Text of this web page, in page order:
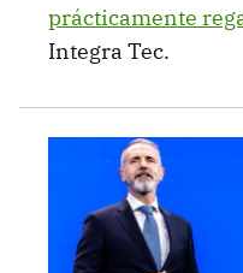
prácticamente
Integra Tec.